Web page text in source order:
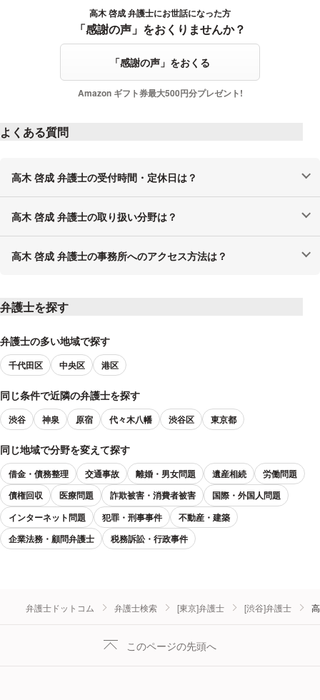
その他、多数
講演・セミナー
多数
著書・論文
ターの権利とルール
2020年 10月
2024年 4月
感謝の声をおくる高木 啓成 弁護士にお世話になった方
「感謝の声」をおくりませんか？
「感謝の声」をおくる
Amazon ギフト券最大500円分プレゼント!
よくある質問
高木 啓成 弁護士の受付時間・定休日は？
高木 啓成 弁護士の取り扱い分野は？
高木 啓成 弁護士の事務所へのアクセス方法は？
弁護士を探す
弁護士の多い地域で探す
千代田区 中央区 港区
同じ条件で近隣の弁護士を探す
渋谷 神泉 原宿 代々木八幡 渋谷区 東京都
同じ地域で分野を変えて探す
借金・債務整理 交通事故 離婚・男女問題 遺産相続
労働問題
債権回収
医療問題 詐欺被害・消費者被害
国際・外国人問題
インターネット問題
犯罪・刑事事件
不動産・建築
企業法務・顧問弁護士
税務訴訟・行政事件
弁護士ドットコム 弁護士検索 [東京]弁護士 [渋谷]弁護士
このページの先頭へ